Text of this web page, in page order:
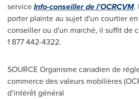
serviceInfo-conseiller de l'OCRCVM.
porter plainte au sujet d'un courtier
conseiller ou d'un marché, il suffit de
1 877 442-4322.
SOURCE Organisme canadien de
commerce des valeurs mobilières
d’intérêt général